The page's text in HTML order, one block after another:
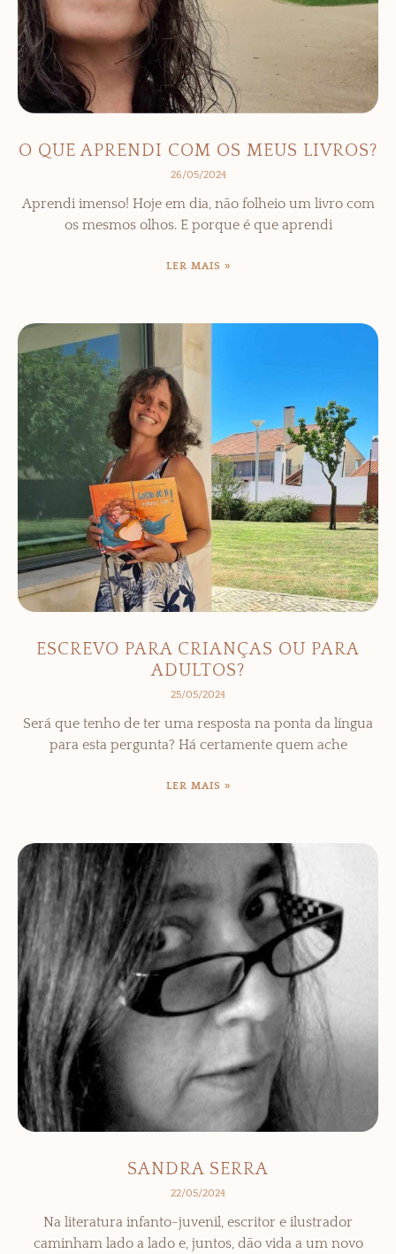
O QUE APRENDI COM OS MEUS LIVROS?
26/05/2024
Aprendi imenso! Hoje em dia, não folheio um livro com
os mesmos olhos. E porque é que aprendi
LER MAIS »
ESCREVO PARA CRIANÇAS OU PARA
ADULTOS?
25/05/2024
Será que tenho de ter uma resposta na ponta da língua
para esta pergunta? Há certamente quem ache
LER MAIS »
SANDRA SERRA
22/05/2024
Na literatura infanto-juvenil, escritor e ilustrador
caminham lado a lado e, juntos, dão vida a um novo